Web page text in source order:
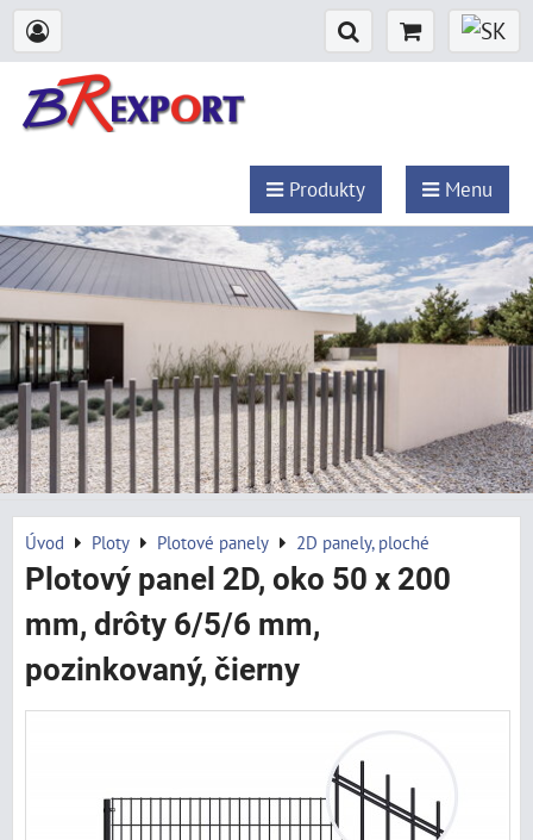
Produkty Menu
Úvod Ploty Plotové panely 2D panely, ploché
Plotový panel 2D, oko 50 x 200
mm, drôty 6/5/6 mm,
pozinkovaný, čierny